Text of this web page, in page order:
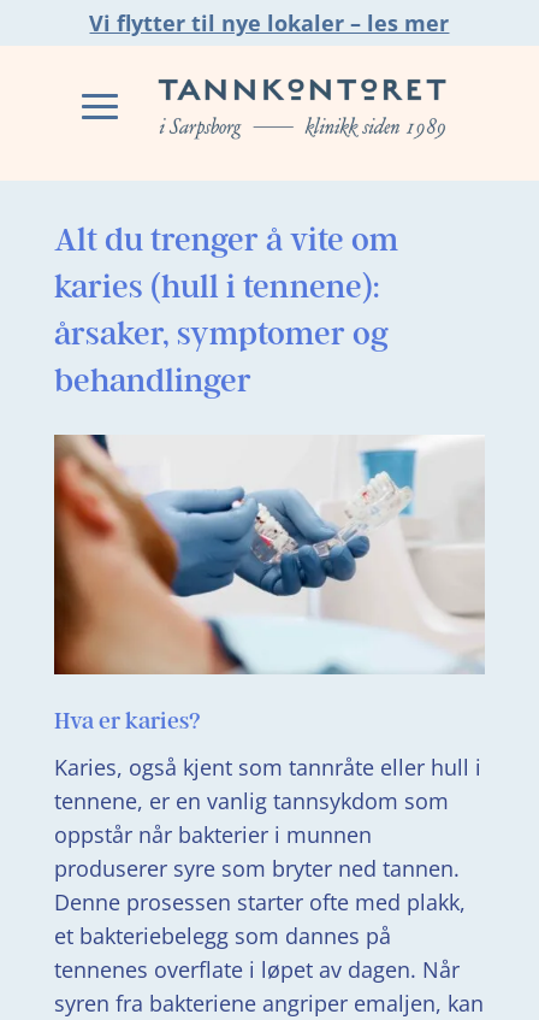
Vi flytter til nye lokaler – les mer
Alt du trenger å vite om
karies (hull i tennene):
årsaker, symptomer og
behandlinger
Hva er karies?
Karies, også kjent som tannråte eller hull i
tennene, er en vanlig tannsykdom som
oppstår når bakterier i munnen
produserer syre som bryter ned tannen.
Denne prosessen starter ofte med plakk,
et bakteriebelegg som dannes på
tennenes overflate i løpet av dagen. Når
syren fra bakteriene angriper emaljen, kan